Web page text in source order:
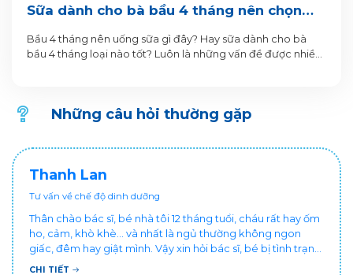
Sữa dành cho bà bầu 4 tháng nên chọn
Bầu 4 tháng nên uống sữa gì đây? Hay sữa dành cho bà
bầu 4 tháng loại nào tốt? Luôn là những vấn đề được nhiều
Những câu hỏi thường gặp
Thanh Lan
Tư vấn về chế độ dinh dưỡng
Thân chào bác sĩ, bé nhà tôi 12 tháng tuổi, cháu rất hay ốm
ho, cảm, khò khè... và nhất là ngủ thường không ngon
giấc, đêm hay giật mình. Vậy xin hỏi bác sĩ, bé bị tình trạng
vậy nên làm sao để con khỏe mạnh và ngủ ngon giấc hơn
CHI TIẾT